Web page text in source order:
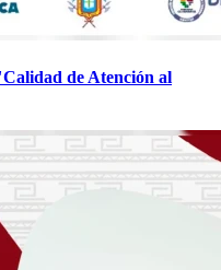
de Atención al